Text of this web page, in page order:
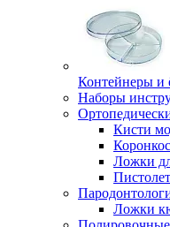
Контейнеры и
Наборы
Кисти
Ложки
Ложки